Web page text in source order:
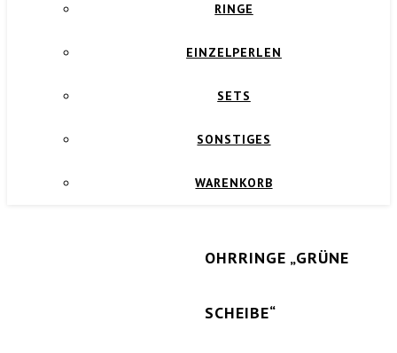
RINGE
EINZELPERLEN
SETS
SONSTIGES
WARENKORB
OHRRINGE „GRÜNE
SCHEIBE“